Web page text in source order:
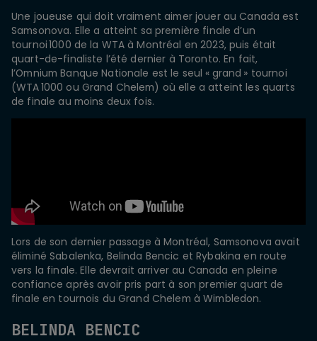
Une joueuse qui doit vraiment aimer jouer au Canada est
Samsonova. Elle a atteint sa première finale d’un
tournoi 1000 de la WTA à Montréal en 2023, puis était
quart-de-finaliste l’été dernier à Toronto. En fait,
l’Omnium Banque Nationale est le seul « grand » tournoi
(WTA 1000 ou Grand Chelem) où elle a atteint les quarts
de finale au moins deux fois.
Lors de son dernier passage à Montréal, Samsonova avait
éliminé Sabalenka, Belinda Bencic et Rybakina en route
vers la finale. Elle devrait arriver au Canada en pleine
confiance après avoir pris part à son premier quart de
finale en tournois du Grand Chelem à Wimbledon.
BELINDA BENCIC